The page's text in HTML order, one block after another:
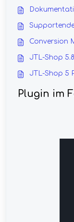
Conversion
JTL-Shop
JTL-Shop 5
Plugin im